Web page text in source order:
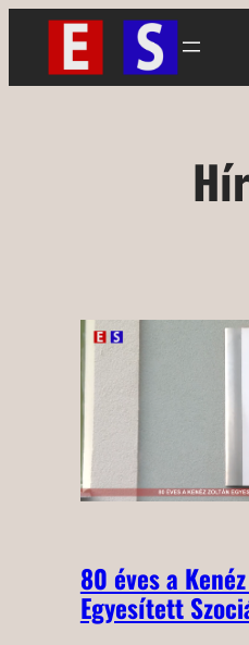
Ugrás
tartalomhoz
80 éves a
Egyesített